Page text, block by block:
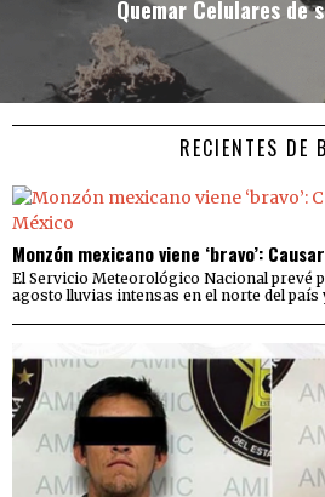
Quemar Celulares de
RECIENTES DE
Monzón mexicano viene ‘bravo’:
El Servicio Meteorológico Nacional prevé
agosto lluvias intensas en el norte del país